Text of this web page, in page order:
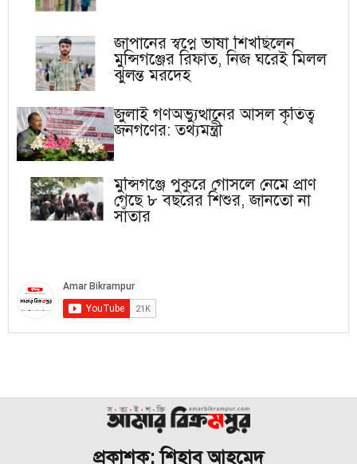
জাপানের স্বপ্নে ভাষা শিখছিলেন
মুন্সিগঞ্জের রিফাত, নিজ ঘরেই মিলল
ঝুলন্ত মরদেহ
জুলাই গণঅভ্যুত্থানের আসল কৃতিত্ব
জনগণের: তথ্যমন্ত্রী
মুন্সিগঞ্জে পুকুরে গোসলে নেমে প্রাণ
গেছে ৮ বছরের শিশুর, জানতো না
সাঁতার
প্রকাশক: শিহাব আহমেদ